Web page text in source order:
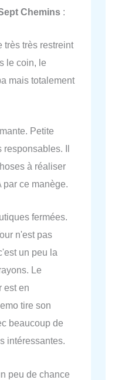
Chemins :
très très restreint
le coin, le
mais totalement
Petite
responsables. Il
à réaliser
par ce manège.
fermées.
n'est pas
un peu la
Le
est en
tire son
beaucoup de
intéressantes.
peu de chance